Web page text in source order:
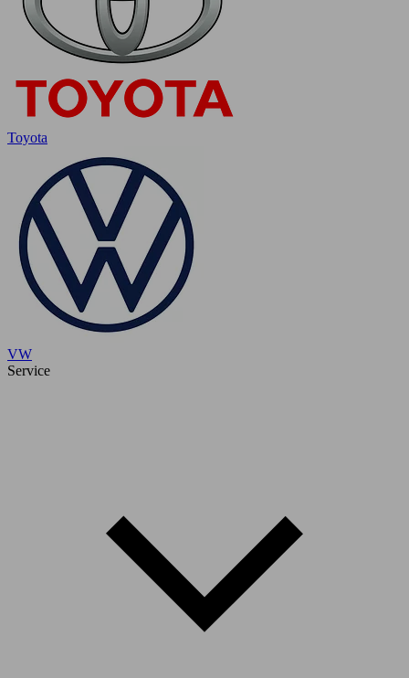
Toyota
VW
Service